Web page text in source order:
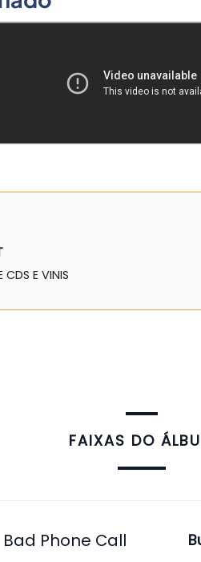
E VINIS
FAIXAS DO
Bad Phone Call